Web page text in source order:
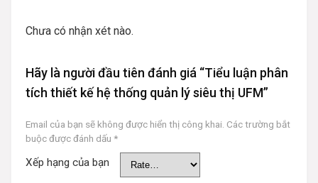
Chưa có nhận xét nào.
Hãy là người đầu tiên đánh giá “Tiểu luận phân
tích thiết kế hệ thống quản lý siêu thị UFM”
Email của bạn sẽ không được hiển thị công khai. Các trường bắt
buộc được đánh dấu *
Xếp hạng của bạn